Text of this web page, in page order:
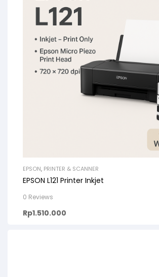
EPSON, PRINTER & SCANNER
EPSON L121 Printer Inkjet
0 Reviews
Rp1.510.000